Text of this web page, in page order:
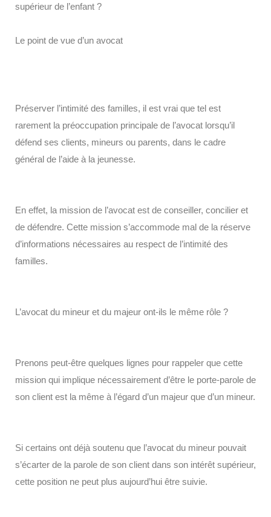
supérieur de l’enfant ?
Le point de vue d’un avocat
Préserver l’intimité des familles, il est vrai que tel est
rarement la préoccupation principale de l’avocat lorsqu’il
défend ses clients, mineurs ou parents, dans le cadre
général de l’aide à la jeunesse.
En effet, la mission de l’avocat est de conseiller, concilier et
de défendre. Cette mission s’accommode mal de la réserve
d’informations nécessaires au respect de l’intimité des
familles.
L’avocat du mineur et du majeur ont-ils le même rôle ?
Prenons peut-être quelques lignes pour rappeler que cette
mission qui implique nécessairement d’être le porte-parole de
son client est la même à l’égard d’un majeur que d’un mineur.
Si certains ont déjà soutenu que l’avocat du mineur pouvait
s’écarter de la parole de son client dans son intérêt supérieur,
cette position ne peut plus aujourd’hui être suivie.